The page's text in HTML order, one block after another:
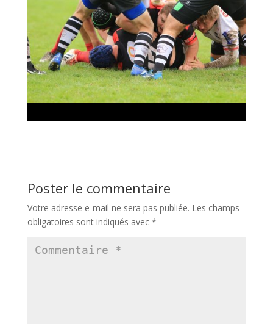
Poster le commentaire
Votre adresse e-mail ne sera pas publiée. Les champs
obligatoires sont indiqués avec *